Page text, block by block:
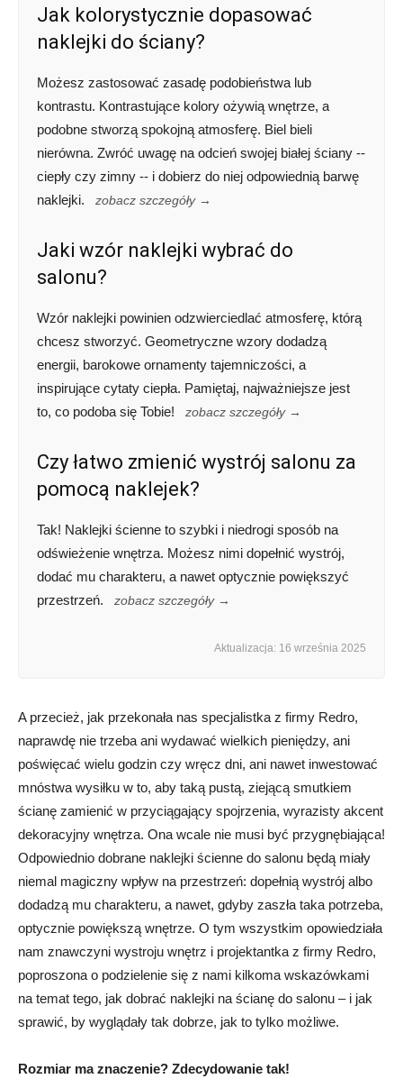
Jak kolorystycznie dopasować
naklejki do ściany?
Możesz zastosować zasadę podobieństwa lub
kontrastu. Kontrastujące kolory ożywią wnętrze, a
podobne stworzą spokojną atmosferę. Biel bieli
nierówna. Zwróć uwagę na odcień swojej białej ściany --
ciepły czy zimny -- i dobierz do niej odpowiednią barwę
naklejki.
zobacz szczegóły →
Jaki wzór naklejki wybrać do
salonu?
Wzór naklejki powinien odzwierciedlać atmosferę, którą
chcesz stworzyć. Geometryczne wzory dodadzą
energii, barokowe ornamenty tajemniczości, a
inspirujące cytaty ciepła. Pamiętaj, najważniejsze jest
to, co podoba się Tobie!
zobacz szczegóły →
Czy łatwo zmienić wystrój salonu za
pomocą naklejek?
Tak! Naklejki ścienne to szybki i niedrogi sposób na
odświeżenie wnętrza. Możesz nimi dopełnić wystrój,
dodać mu charakteru, a nawet optycznie powiększyć
przestrzeń.
zobacz szczegóły →
Aktualizacja: 16 września 2025
A przecież, jak przekonała nas specjalistka z firmy Redro,
naprawdę nie trzeba ani wydawać wielkich pieniędzy, ani
poświęcać wielu godzin czy wręcz dni, ani nawet inwestować
mnóstwa wysiłku w to, aby taką pustą, ziejącą smutkiem
ścianę zamienić w przyciągający spojrzenia, wyrazisty akcent
dekoracyjny wnętrza. Ona wcale nie musi być przygnębiająca!
Odpowiednio dobrane naklejki ścienne do salonu będą miały
niemal magiczny wpływ na przestrzeń: dopełnią wystrój albo
dodadzą mu charakteru, a nawet, gdyby zaszła taka potrzeba,
optycznie powiększą wnętrze. O tym wszystkim opowiedziała
nam znawczyni wystroju wnętrz i projektantka z firmy Redro,
poproszona o podzielenie się z nami kilkoma wskazówkami
na temat tego, jak dobrać naklejki na ścianę do salonu – i jak
sprawić, by wyglądały tak dobrze, jak to tylko możliwe.
Rozmiar ma znaczenie? Zdecydowanie tak!